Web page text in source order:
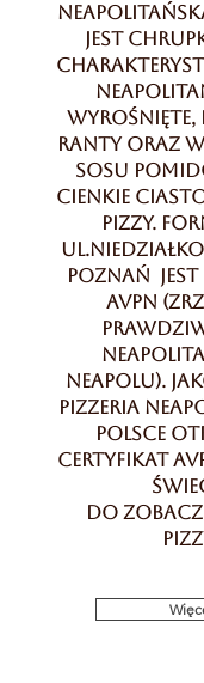
jest
wyrośnięte,
ranty oraz
sosu
cienkie
pizzy.
Poznań jest
AVPN
Neapolu).
pizzeria
Polsce
certyfikat
Do